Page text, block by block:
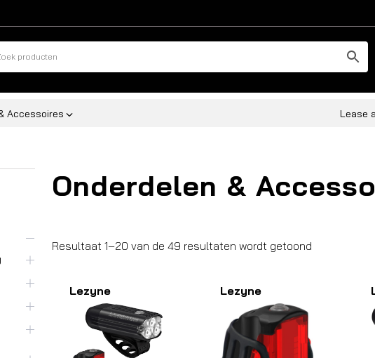
Accessoires Lease
Onderdelen &
Resultaat 1–20 van de 49 resultaten wordt getoond
Lezyne Lezyne